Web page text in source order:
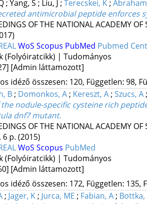
; Yang, S ; Liu, J ; Terecskei, K ;
antimicrobial peptide enforces
OF THE NATIONAL ACADEMY
WoS Scopus PubMed Pubmed
(Folyóiratcikk) | Tudományos
[Admin láttamozott]
idéző összesen: 120, Független: 98,
B ; Domonkos, A ; Kereszt, A ; Szucs, A
the nodule-specific cysteine rich
dnf7 mutant.
OF THE NATIONAL ACADEMY
6 p. (2015)
WoS Scopus PubMed
(Folyóiratcikk) | Tudományos
[Admin láttamozott]
idéző összesen: 172, Független: 135,
; Jager, K ; Jurca, ME ; Fabian, A ; Bottka,